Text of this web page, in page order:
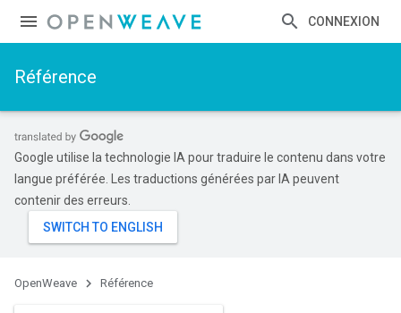
CONNEXION
Référence
Google utilise la technologie IA pour traduire le contenu dans votre
langue préférée. Les traductions générées par IA peuvent
contenir des erreurs.
OpenWeave Référence